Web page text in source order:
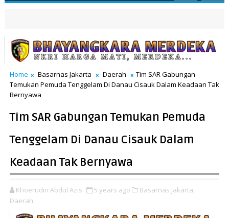
Home Basarnas Jakarta Daerah
Tim SAR Gabungan
Temukan Pemuda Tenggelam Di Danau Cisauk Dalam Keadaan Tak
Bernyawa
Tim SAR Gabungan Temukan Pemuda
Tenggelam Di Danau Cisauk Dalam
Keadaan Tak Bernyawa
Khoerudin Abdul Azis 5 years ago
Basarnas Jakarta,
Daerah,